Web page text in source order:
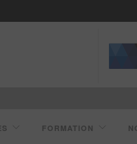
FORMATION